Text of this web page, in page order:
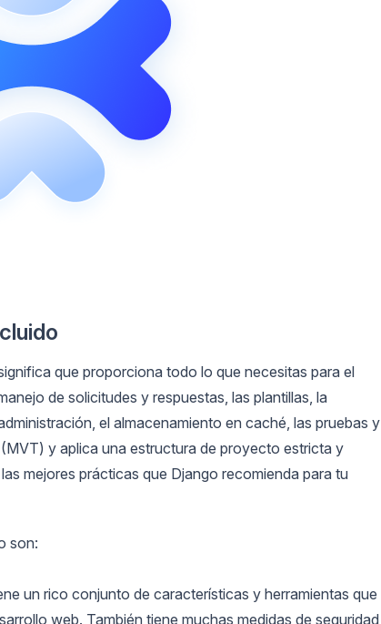
que proporciona todo lo que necesitas para el
de solicitudes y respuestas, las plantillas, la
el almacenamiento en caché, las pruebas y
y aplica una estructura de proyecto estricta y
mejores prácticas que Django recomienda para tu
son:
un rico conjunto de características y herramientas que
web. También tiene muchas medidas de seguridad